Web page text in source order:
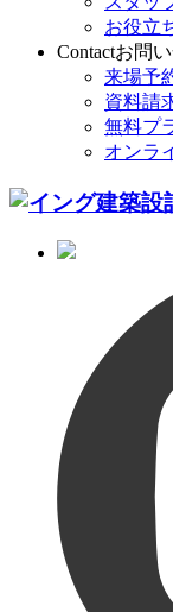
お役立
Contactお問
来場予
資料請
無料プ
オンラ